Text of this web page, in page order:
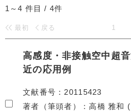
1～4 件目 / 4件
最初 戻る 1
高感度・非接触空中超
近の応用例
文献番号
20115423
著者（筆頭者）